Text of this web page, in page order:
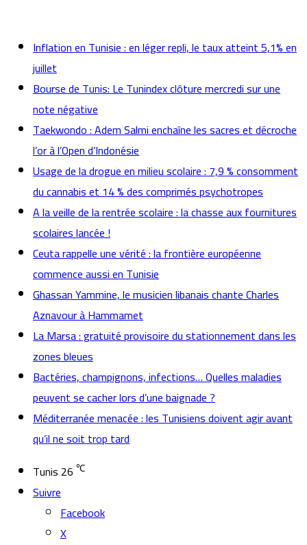
Inflation en Tunisie : en léger repli, le taux atteint 5,1% en
juillet
Bourse de Tunis: Le Tunindex clôture mercredi sur une
note négative
Taekwondo : Adem Salmi enchaîne les sacres et décroche
l’or à l’Open d’Indonésie
Usage de la drogue en milieu scolaire : 7,9 % consomment
du cannabis et 14 % des comprimés psychotropes
A la veille de la rentrée scolaire : la chasse aux fournitures
scolaires lancée !
Ceuta rappelle une vérité : la frontière européenne
commence aussi en Tunisie
Ghassan Yammine, le musicien libanais chante Charles
Aznavour à Hammamet
La Marsa : gratuité provisoire du stationnement dans les
zones bleues
Bactéries, champignons, infections… Quelles maladies
peuvent se cacher lors d’une baignade ?
Méditerranée menacée : les Tunisiens doivent agir avant
qu’il ne soit trop tard
Tunis 26 ℃
Suivre
Facebook
X